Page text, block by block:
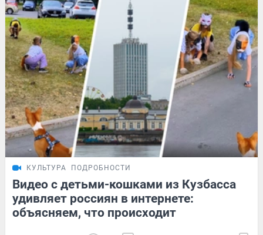
КУЛЬТУРА ПОДРОБНОСТИ
Видео с детьми-кошками из Кузбасса
удивляет россиян в интернете:
объясняем, что происходит